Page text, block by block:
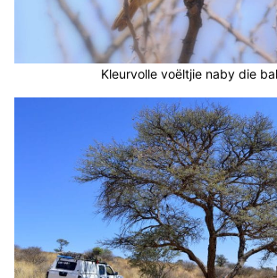
Kleurvolle voëltjie naby die